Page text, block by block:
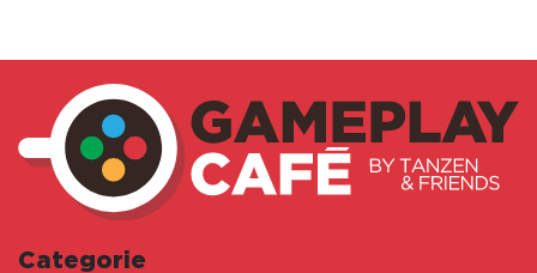
Categorie